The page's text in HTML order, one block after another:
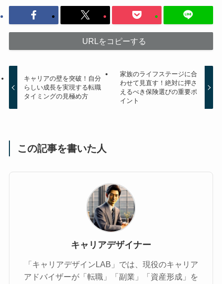
URLをコピーする
キャリアの壁を突破！自分
らしい成長を実現する転職
タイミングの見極め方
家族のライフステージに合
わせて見直す！絶対に押さ
えるべき保険選びの重要ポ
イント
この記事を書いた人
キャリアデザイナー
「キャリアデザインLAB」では、現役のキャリア
アドバイザーが「転職」「副業」「資産形成」を